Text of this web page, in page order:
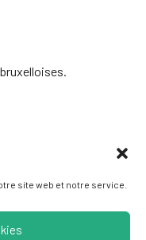
site web et notre service.